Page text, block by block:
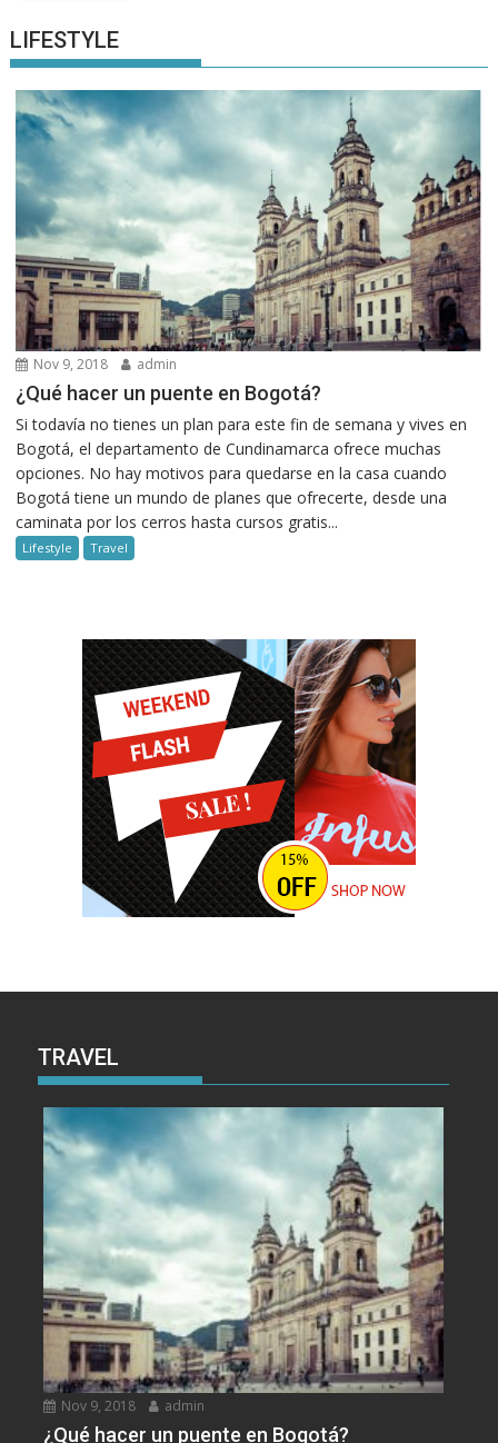
LIFESTYLE
Nov 9, 2018 admin
¿Qué hacer un puente en Bogotá?
Si todavía no tienes un plan para este fin de semana y vives en
Bogotá, el departamento de Cundinamarca ofrece muchas
opciones. No hay motivos para quedarse en la casa cuando
Bogotá tiene un mundo de planes que ofrecerte, desde una
caminata por los cerros hasta cursos gratis...
Lifestyle Travel
TRAVEL
Nov 9, 2018 admin
¿Qué hacer un puente en Bogotá?